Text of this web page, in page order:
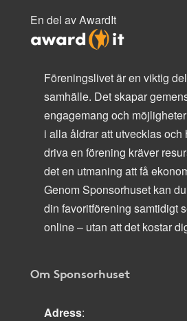
En del av AwardIt
Föreningslivet är en viktig
samhälle. Det skapar
engagemang och
i alla åldrar att utvecklas och
driva en förening kräver
det en utmaning att få
Genom Sponsorhuset kan
din favoritförening samtidigt
online – utan att det kostar
Om Sponsorhuset
Adress: